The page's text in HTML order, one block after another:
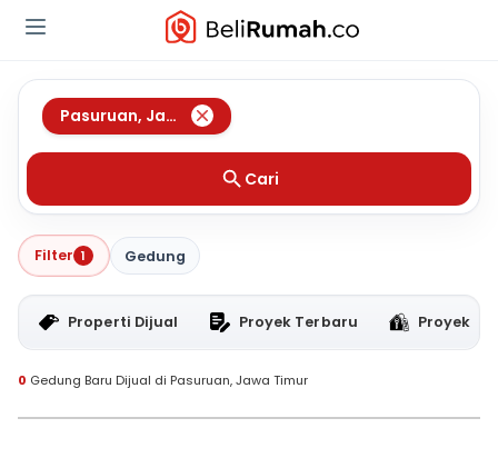
Pasuruan, Jawa Timur
Cari
Filter 1 Gedung
Properti Dijual Proyek Terbaru Proyek
0 Gedung Baru Dijual di Pasuruan, Jawa Timur